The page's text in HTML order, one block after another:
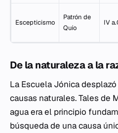
Escepticismo
Patrón de
Quío
IV
De la naturaleza a la
La Escuela Jónica
causas naturales. Tales de
agua era el principio
búsqueda de una causa